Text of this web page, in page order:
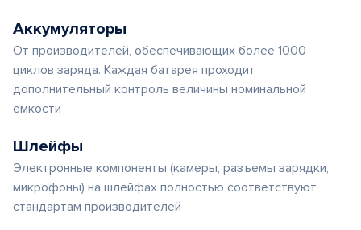
Аккумуляторы
От производителей, обеспечивающих более 1000
циклов заряда. Каждая батарея проходит
дополнительный контроль величины номинальной
емкости
Шлейфы
Электронные компоненты (камеры, разъемы зарядки,
микрофоны) на шлейфах полностью соответствуют
стандартам производителей